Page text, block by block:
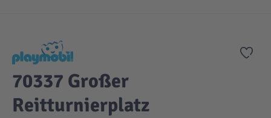
Zur
70337 Großer
Reitturnierplatz